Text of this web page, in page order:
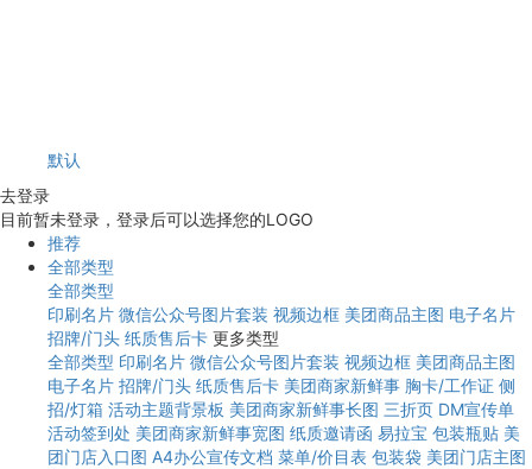
默认
去登录
目前暂未登录，登录后可以选择您的LOGO
推荐
全部类型
全部类型
印刷名片 微信公众号图片套装 视频边框 美团商品主图 电子名片
招牌/门头 纸质售后卡 更多类型
全部类型 印刷名片 微信公众号图片套装 视频边框 美团商品主图
电子名片 招牌/门头 纸质售后卡 美团商家新鲜事 胸卡/工作证 侧
招/灯箱 活动主题背景板 美团商家新鲜事长图 三折页 DM宣传单
活动签到处 美团商家新鲜事宽图 纸质邀请函 易拉宝 包装瓶贴 美
团门店入口图 A4办公宣传文档 菜单/价目表 包装袋 美团门店主图